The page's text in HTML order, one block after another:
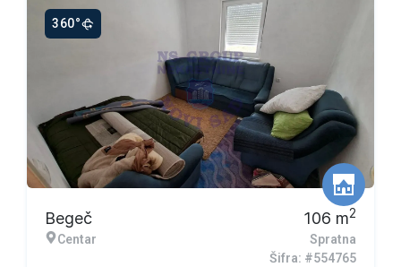
360°
Begeč
Centar
106 m2
Spratna
Šifra: #554765